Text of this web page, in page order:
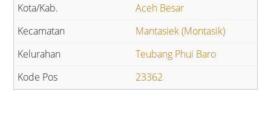
Aceh Besar
Mantasiek (Montasik)
Teubang Phui Baro
23362